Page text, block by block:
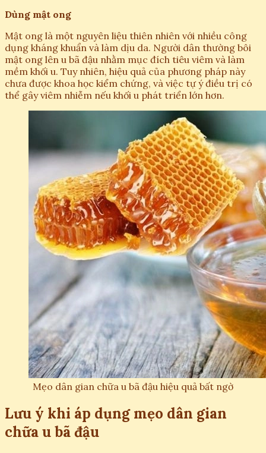
Dùng mật ong
Mật ong là một nguyên liệu thiên nhiên với nhiều công
dụng kháng khuẩn và làm dịu da. Người dân thường bôi
mật ong lên u bã đậu nhằm mục đích tiêu viêm và làm
mềm khối u. Tuy nhiên, hiệu quả của phương pháp này
chưa được khoa học kiểm chứng, và việc tự ý điều trị có
thể gây viêm nhiễm nếu khối u phát triển lớn hơn.
Mẹo dân gian chữa u bã đậu hiệu quả bất ngờ
Lưu ý khi áp dụng mẹo dân gian
chữa u bã đậu